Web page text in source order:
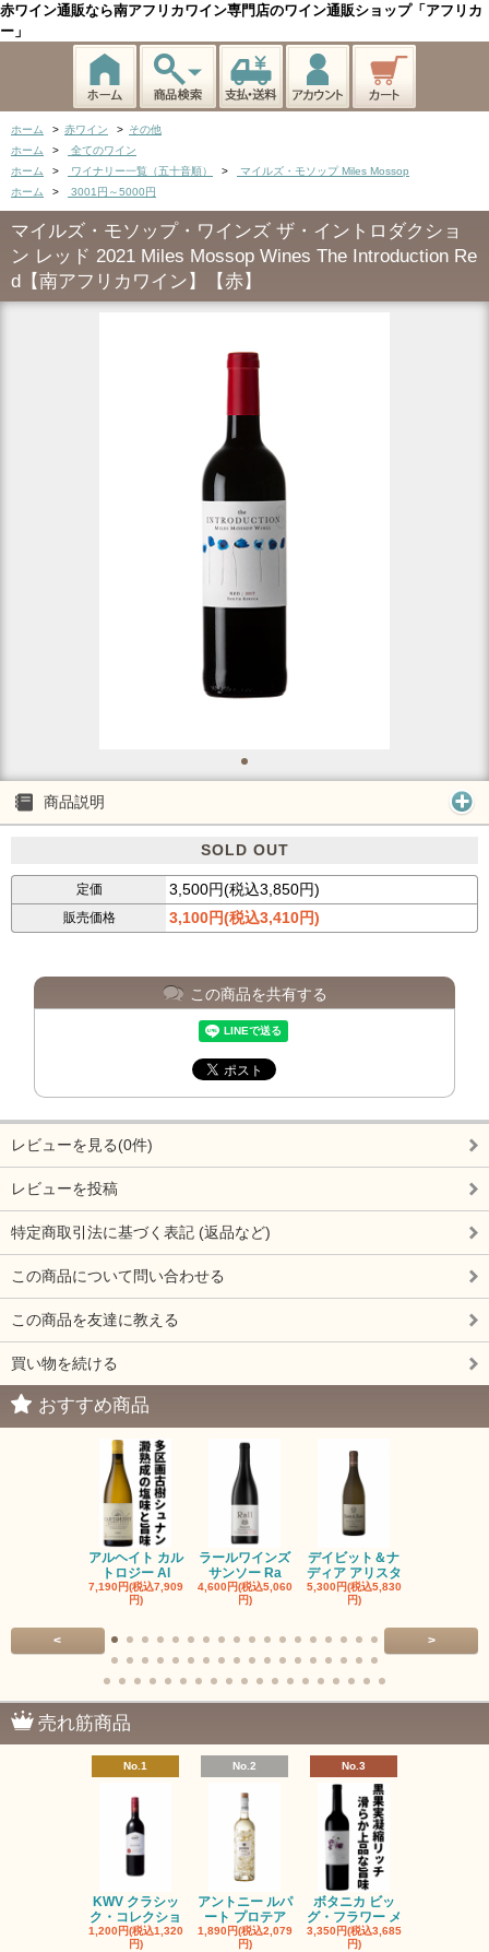
赤ワイン通販なら南アフリカワイン専門店のワイン通販ショップ「アフリカ
ー」
ホーム > 赤ワイン > その他
ホーム
>
全てのワイン
ホーム
> ワイナリー一覧（五十音順） >
マイルズ・モソップ Miles Mossop
ホーム
> 3001円～5000円
マイルズ・モソップ・ワインズ ザ・イントロダクショ
ン レッド 2021 Miles Mossop Wines The Introduction Re
d【南アフリカワイン】【赤】
商品説明
SOLD OUT
定価 3,500円(税込3,850円)
販売価格 3,100円(税込3,410円)
この商品を共有する
レビューを見る(0件)
レビューを投稿
特定商取引法に基づく表記 (返品など)
この商品について問い合わせる
この商品を友達に教える
買い物を続ける
おすすめ商品
アルヘイト カル
トロジー Al
7,190円(税込7,909
円)
ラールワインズ
サンソー Ra
4,600円(税込5,060
円)
デイビット＆ナ
ディア アリスタ
5,300円(税込5,830
円)
< >
売れ筋商品
No.1
KWV クラシッ
ク・コレクショ
1,200円(税込1,320
円)
No.2
アントニー ルパ
ート プロテア
1,890円(税込2,079
円)
No.3
ボタニカ ビッ
グ・フラワー メ
3,350円(税込3,685
円)